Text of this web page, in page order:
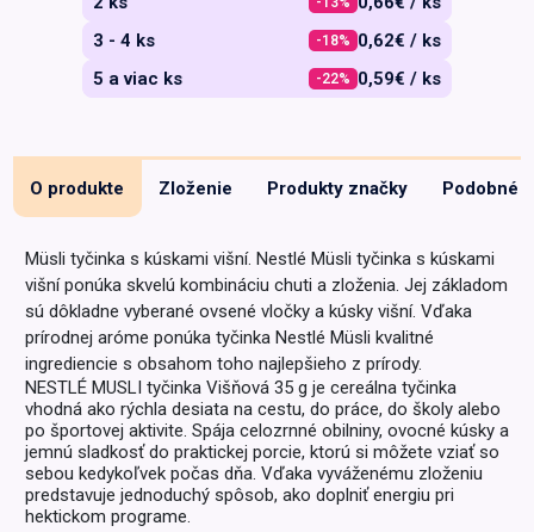
3 - 4 ks
-18% 0,62€ / ks
5 a viac ks
-22% 0,59€ / ks
O produkte Zloženie Produkty značky Podobné
Müsli tyčinka s kúskami višní. Nestlé Müsli tyčinka s kúskami
višní ponúka skvelú kombináciu chuti a zloženia. Jej základom
sú dôkladne vyberané ovsené vločky a kúsky višní. Vďaka
prírodnej aróme ponúka tyčinka Nestlé Müsli kvalitné
ingrediencie s obsahom toho najlepšieho z prírody.
NESTLÉ MUSLI tyčinka Višňová 35 g je cereálna tyčinka
vhodná ako rýchla desiata na cestu, do práce, do školy alebo
po športovej aktivite. Spája celozrnné obilniny, ovocné kúsky a
jemnú sladkosť do praktickej porcie, ktorú si môžete vziať so
sebou kedykoľvek počas dňa. Vďaka vyváženému zloženiu
predstavuje jednoduchý spôsob, ako doplniť energiu pri
hektickom programe.